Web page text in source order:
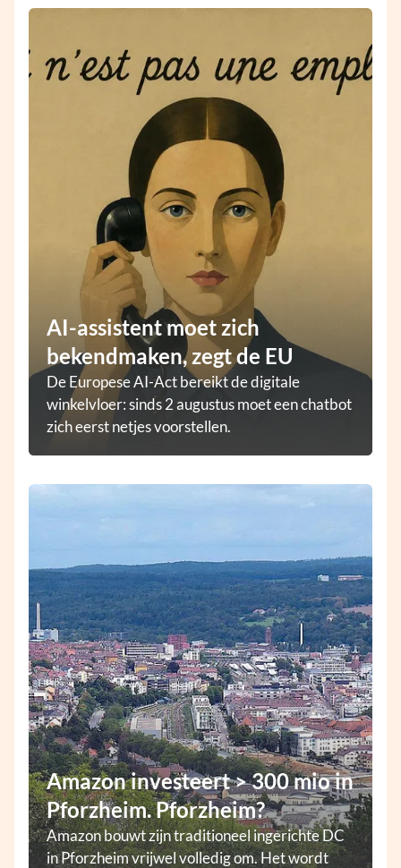
AI-assistent moet zich
bekendmaken, zegt de EU
De Europese AI-Act bereikt de digitale
winkelvloer: sinds 2 augustus moet een chatbot
zich eerst netjes voorstellen.
Amazon investeert > 300 mio in
Pforzheim. Pforzheim?
Amazon bouwt zijn traditioneel ingerichte DC
in Pforzheim vrijwel volledig om. Het wordt